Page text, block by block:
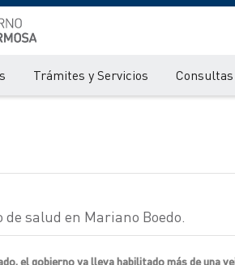
Trámites y Servicios Consultas
salud en Mariano Boedo.
el gobierno ya lleva habilitado más de una